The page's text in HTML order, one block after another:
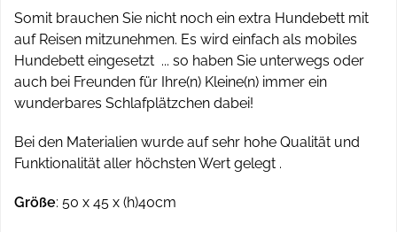
Somit brauchen Sie nicht noch ein extra Hundebett mit
auf Reisen mitzunehmen. Es wird einfach als mobiles
Hundebett eingesetzt ... so haben Sie unterwegs oder
auch bei Freunden für Ihre(n) Kleine(n) immer ein
wunderbares Schlafplätzchen dabei!
Bei den Materialien wurde auf sehr hohe Qualität und
Funktionalität aller höchsten Wert gelegt .
Größe: 50 x 45 x (h)40cm